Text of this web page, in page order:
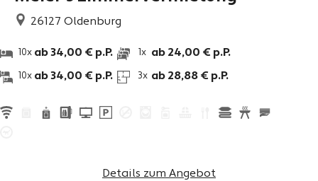
26127 Oldenburg
10x ab 34,00 € p.P.
10x ab 34,00 € p.P.
1x ab 24,00 € p.P.
3x ab 28,88 € p.P.
Details zum Angebot